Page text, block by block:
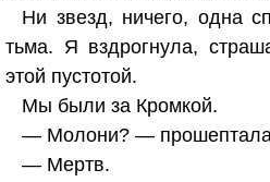
Ни звезд, ничего, одна
тьма. Я вздрогнула,
этой пустотой.
Мы были за Кромкой.
— Молони? —
— Мертв.